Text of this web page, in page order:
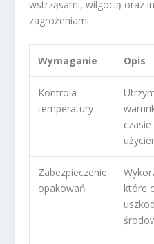
wstrząsami, wilgocią oraz
zagrożeniami.
Wymaganie Opis
Kontrola
temperatury
Zabezpieczenie
opakowań
które